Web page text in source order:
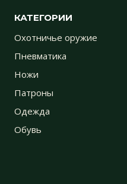
КАТЕГОРИИ
Охотничье оружие
Пневматика
Ножи
Патроны
Одежда
Обувь